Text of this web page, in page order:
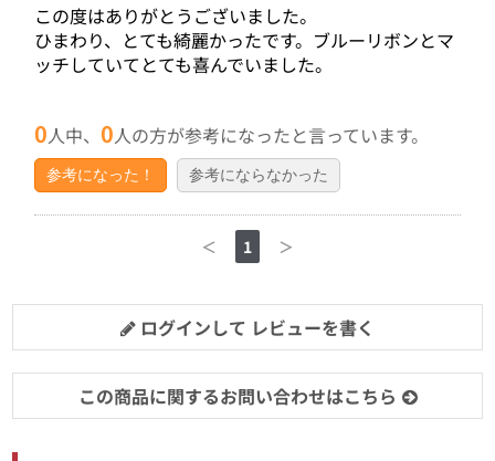
この度はありがとうございました。
ひまわり、とても綺麗かったです。ブルーリボンとマ
ッチしていてとても喜んでいました。
0人中、0人の方が参考になったと言っています。
参考になった！ 参考にならなかった
＜ 1 ＞
ログインして レビューを書く
この商品に関するお問い合わせはこちら